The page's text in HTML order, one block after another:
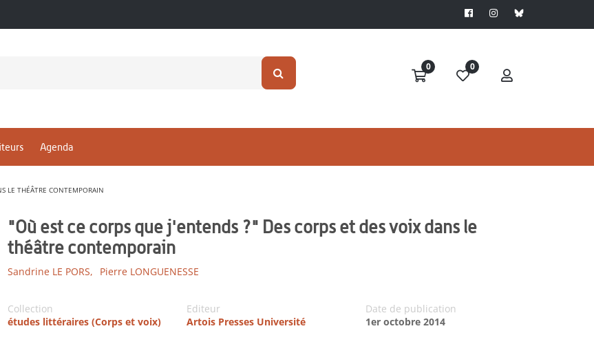
0 0
Agenda
LE THÉÂTRE CONTEMPORAIN
"Où est ce corps que j'entends ?" Des corps et des voix dans le
théâtre contemporain
Sandrine LE PORS, Pierre LONGUENESSE
Collection
études littéraires (Corps et voix)
Editeur
Artois Presses Université
Date de publication
1er octobre 2014